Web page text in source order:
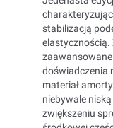
stabilizacją
doświadczenia
materiał
niebywale
zwiększeniu